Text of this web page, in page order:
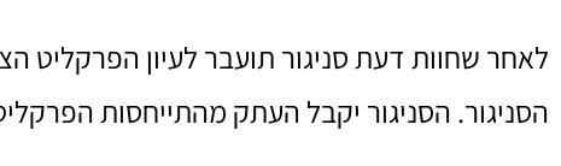
לאחר שחוות דעת סניגור תועבר לעיון הפרקליט
הסניגור. הסניגור יקבל העתק מהתייחסות